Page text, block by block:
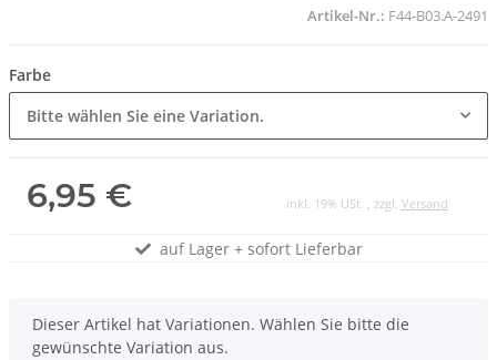
Artikel-Nr.: F44-B03.A-2491
Farbe
Bitte wählen Sie eine Variation.
6,95 € inkl. 19% USt. , zzgl. Versand
auf Lager + sofort Lieferbar
x
Dieser Artikel hat Variationen. Wählen Sie bitte die
gewünschte Variation aus.